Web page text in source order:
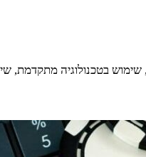
בטכנולוגיה מתקדמת,